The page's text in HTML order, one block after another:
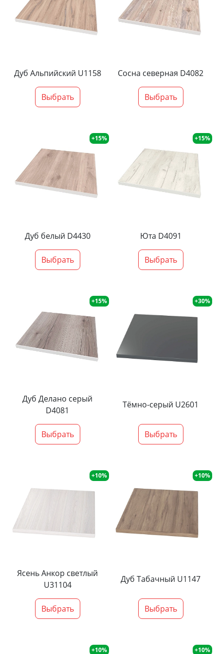
Дуб Альпийский U1158
Выбрать
Сосна северная D4082
Выбрать
+15%
Дуб белый D4430
Выбрать
+15%
Юта D4091
Выбрать
+15%
Дуб Делано серый
D4081
Выбрать
+30%
Тёмно-серый U2601
Выбрать
+10%
Ясень Анкор светлый
U31104
Выбрать
+10%
Дуб Табачный U1147
Выбрать
+10% +10%